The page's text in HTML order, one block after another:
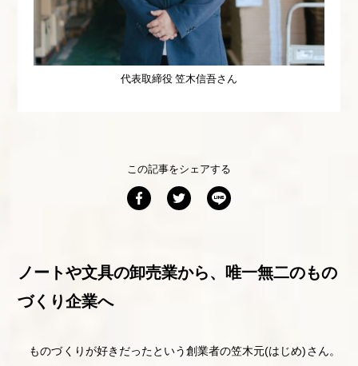
代表取締役 笠木信吾さん
この記事をシェアする
ノートや文具の卸売業から、唯一無二のもの
づくり企業へ
ものづくりが好きだったという創業者の笠木元(はじめ)さん。